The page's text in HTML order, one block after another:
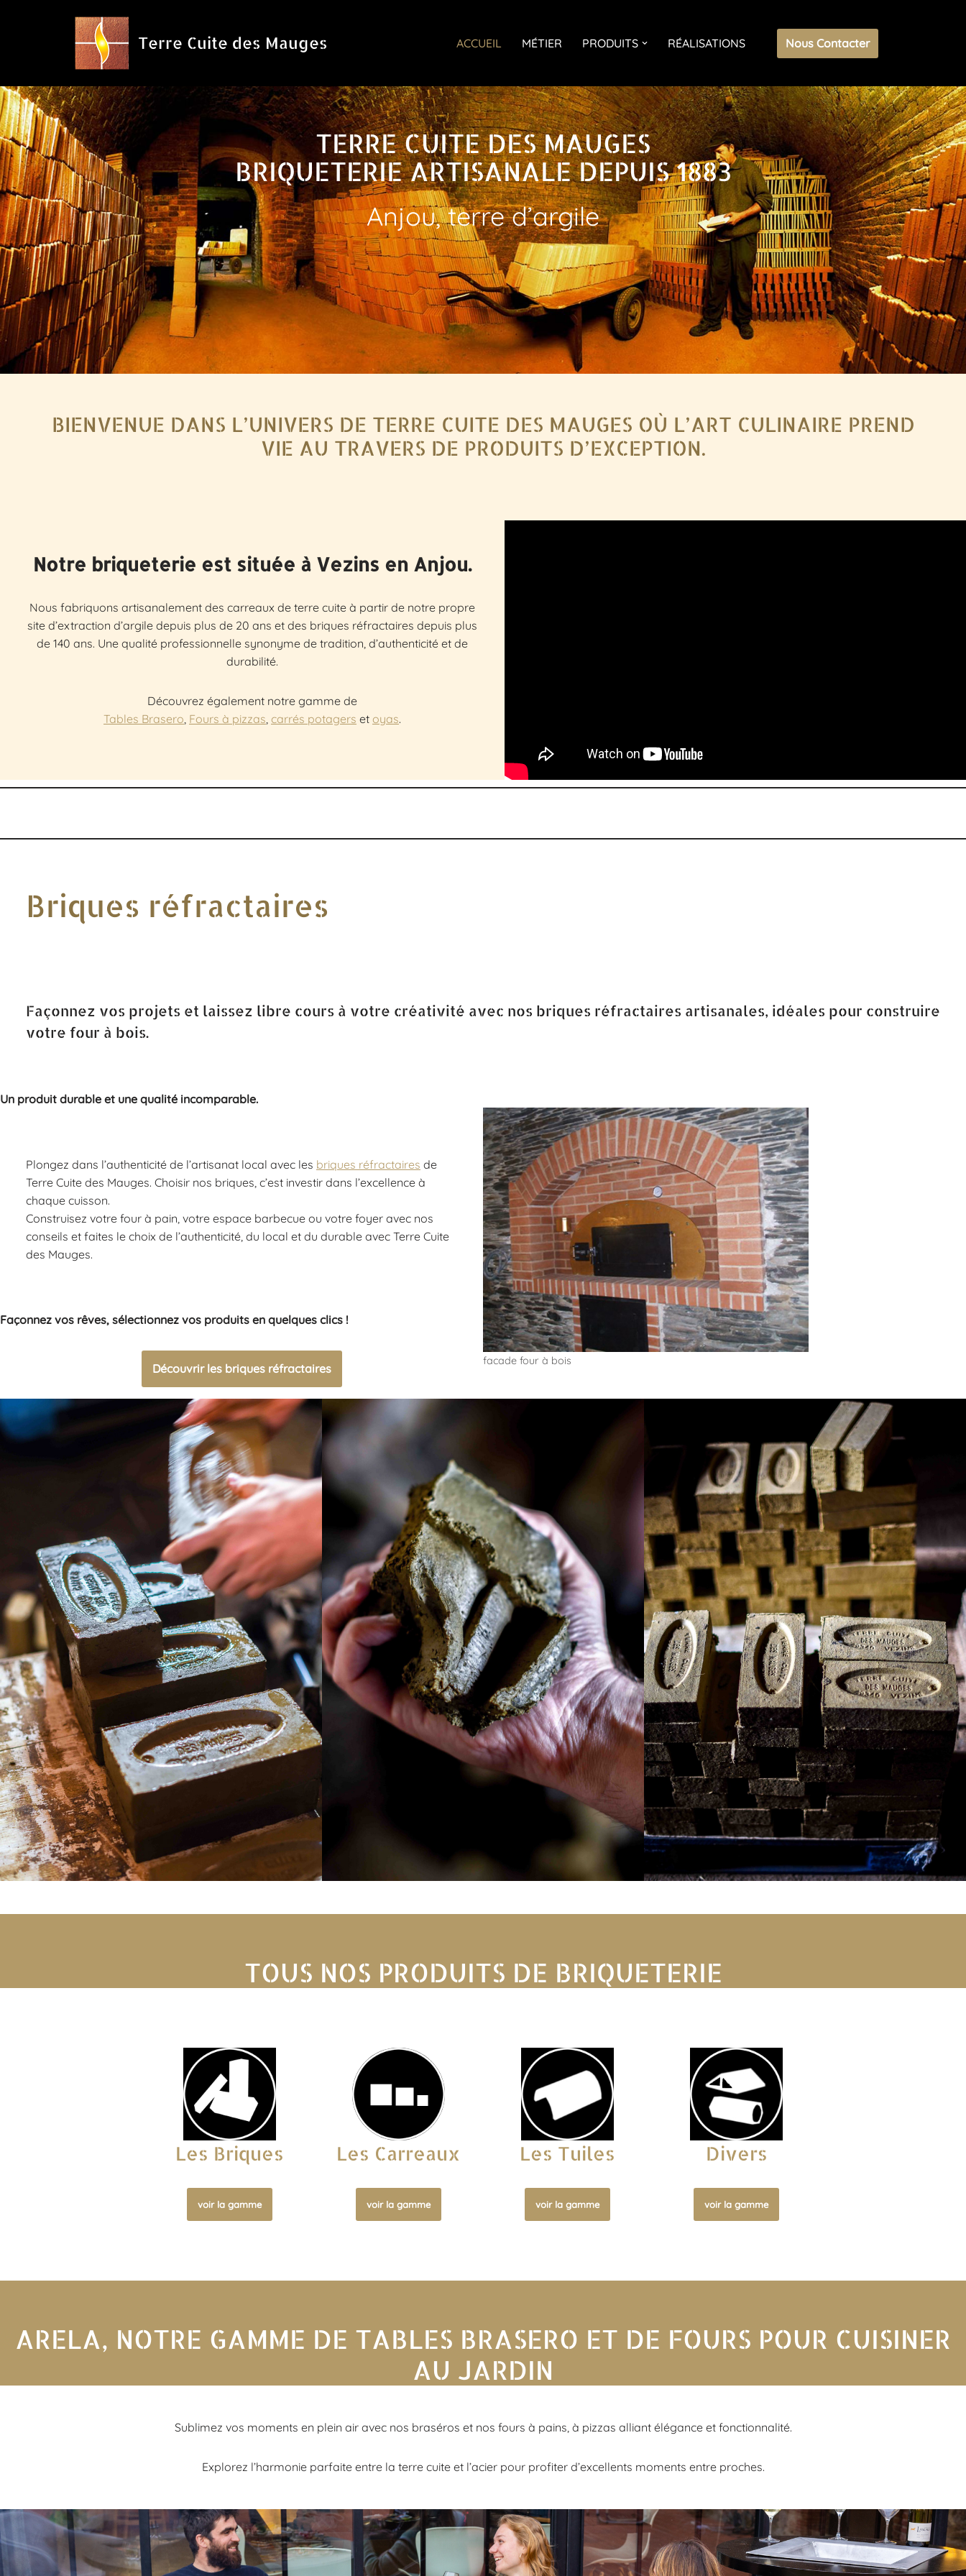
Terre Cuite des Mauges ACCUEIL MÉTIER PRODUITS RÉALISATIONS Nous Contacter
TERRE CUITE DES MAUGES
BRIQUETERIE ARTISANALE DEPUIS 1883
Anjou, terre d’argile
BIENVENUE DANS L’UNIVERS DE TERRE CUITE DES MAUGES OÙ L’ART CULINAIRE PREND
VIE AU TRAVERS DE PRODUITS D’EXCEPTION.
Notre briqueterie est située à Vezins en Anjou.
Nous fabriquons artisanalement des carreaux de terre cuite à partir de notre propre
site d’extraction d’argile depuis plus de 20 ans et des briques réfractaires depuis plus
de 140 ans. Une qualité professionnelle synonyme de tradition, d’authenticité et de
durabilité.
Découvrez également notre gamme de
Tables Brasero Fours à pizzas carrés potagers et oyas.
Briques réfractaires
Façonnez vos projets et laissez libre cours à votre créativité avec nos briques réfractaires artisanales, idéales pour construire
votre four à bois.
Un produit durable et une qualité incomparable.
Plongez dans l’authenticité de l’artisanat local avec les briques réfractaires de
Terre Cuite des Mauges. Choisir nos briques, c’est investir dans l’excellence à
chaque cuisson.
Construisez votre four à pain, votre espace barbecue ou votre foyer avec nos
conseils et faites le choix de l’authenticité, du local et du durable avec Terre Cuite
des Mauges.
Façonnez vos rêves, sélectionnez vos produits en quelques clics !
Découvrir les briques réfractaires
facade four à bois
TOUS NOS PRODUITS DE BRIQUETERIE
Les Briques
voir la gamme
Les Carreaux
voir la gamme
Les Tuiles
voir la gamme
Divers
voir la gamme
ARELA, NOTRE GAMME DE TABLES BRASERO ET DE FOURS POUR CUISINER
AU JARDIN
Sublimez vos moments en plein air avec nos braséros et nos fours à pains, à pizzas alliant élégance et fonctionnalité.
Explorez l’harmonie parfaite entre la terre cuite et l’acier pour profiter d’excellents moments entre proches.